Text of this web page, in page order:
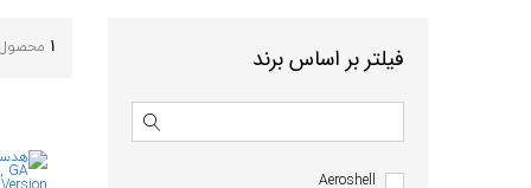
1 فیلتر بر اساس برند
Aeroshell